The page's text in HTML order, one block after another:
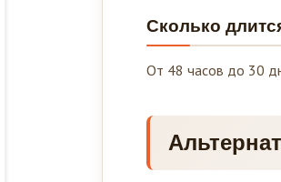
Сколько
От 48 часов до 30